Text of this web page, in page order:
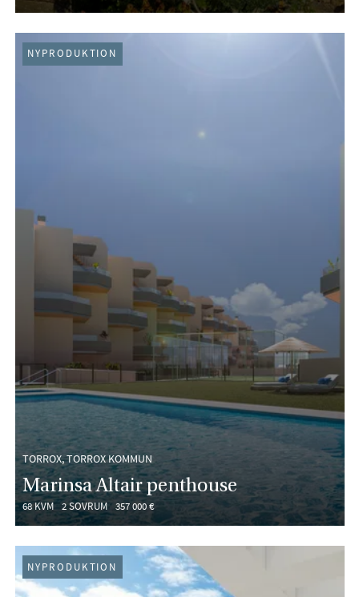
TORROX, TORROX KOMMUN
Marinsa Altair penthouse
68 KVM 2 SOVRUM 357 000 €
NYPRODUKTION
NYPRODUKTION